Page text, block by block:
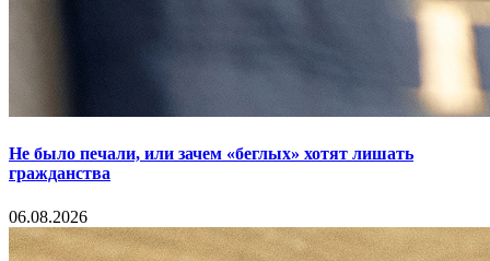
Не было печали, или зачем «беглых» хотят лишать
гражданства
06.08.2026